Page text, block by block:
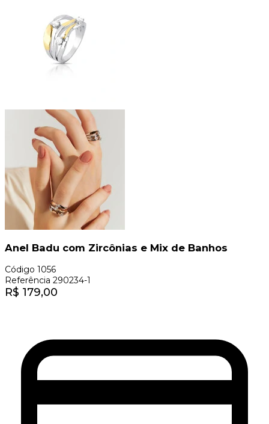
Anel Badu com Zircônias e Mix de Banhos
Código 1056
Referência 290234-1
R$ 179,00